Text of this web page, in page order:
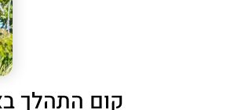
קום התהלך